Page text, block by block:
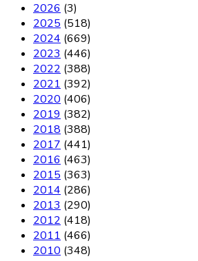
2026 (3)
2025 (518)
2024 (669)
2023 (446)
2022 (388)
2021 (392)
2020 (406)
2019 (382)
2018 (388)
2017 (441)
2016 (463)
2015 (363)
2014 (286)
2013 (290)
2012 (418)
2011 (466)
2010 (348)